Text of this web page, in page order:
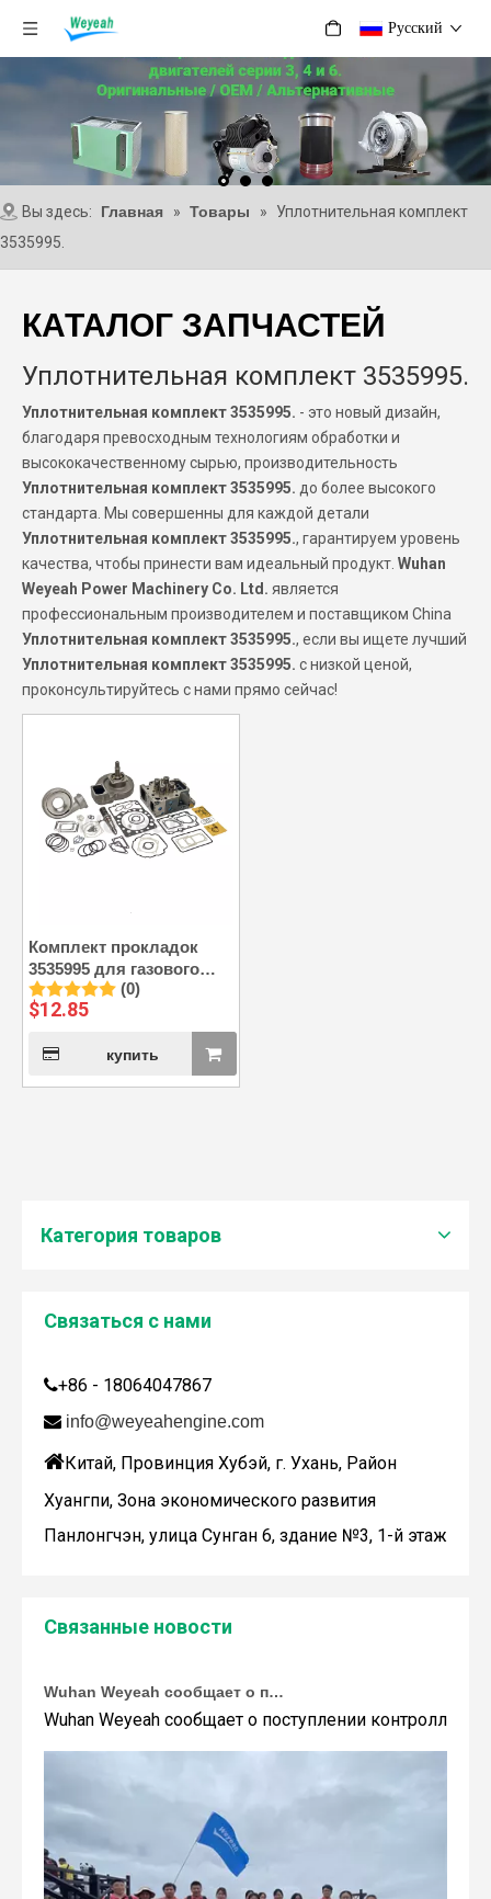
Pусский
Вы здесь: Главная » Товары »
Уплотнительная комплект
3535995.
КАТАЛОГ ЗАПЧАСТЕЙ
Уплотнительная комплект 3535995.
Уплотнительная комплект 3535995. - это новый дизайн,
благодаря превосходным технологиям обработки и
высококачественному сырью, производительность
Уплотнительная комплект 3535995. до более высокого
стандарта. Мы совершенны для каждой детали
Уплотнительная комплект 3535995., гарантируем уровень
качества, чтобы принести вам идеальный продукт. Wuhan
Weyeah Power Machinery Co. Ltd. является
профессиональным производителем и поставщиком China
Уплотнительная комплект 3535995., если вы ищете лучший
Уплотнительная комплект 3535995. с низкой ценой,
проконсультируйтесь с нами прямо сейчас!
Комплект прокладок
3535995 для газового
двигателя CAT G3500
(0)
$12.85
купить
Категория товаров
Связаться с нами
+86 - 18064047867
 info@weyeahengine.com
Китай, Провинция Хубэй, г. Ухань, Район
Хуангпи, Зона экономического развития
Панлонгчэн, улица Сунган 6, здание №3, 1-й этаж
Связанные новости
Дженбахер забрал 200673
Wuhan Weyeah сообщает о поступлении